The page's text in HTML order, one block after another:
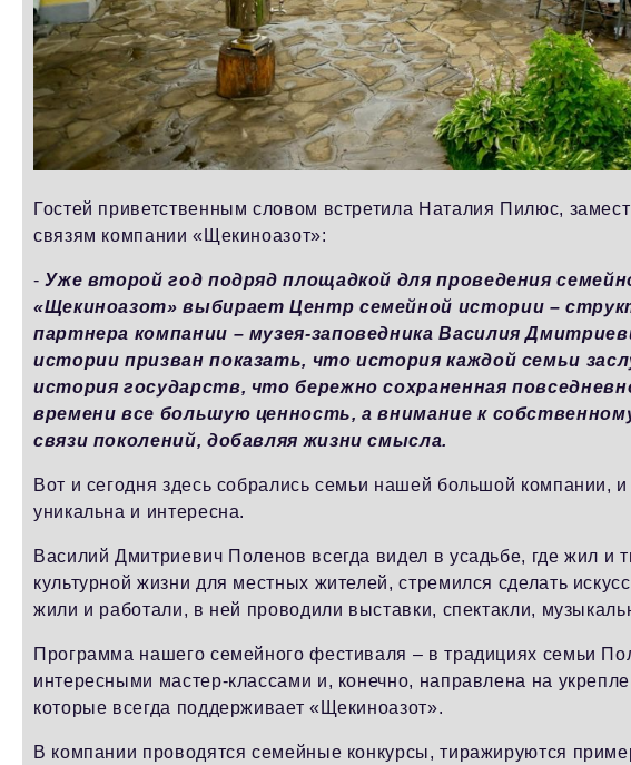
Гостей приветственным словом встретила Наталия Пилюс,
связям компании «Щекиноазот»:
-Уже второй год подряд площадкой для проведения
«Щекиноазот» выбирает Центр семейной истории –
партнера компании – музея-заповедника Василия
истории призван показать, что история каждой семьи
история государств, что бережно сохраненная
времени все большую ценность, а внимание к
связи поколений, добавляя жизни смысла.
Вот и сегодня здесь собрались семьи нашей большой компании,
уникальна и интересна.
Василий Дмитриевич Поленов всегда видел в усадьбе, где жил и
культурной жизни для местных жителей, стремился сделать
жили и работали, в ней проводили выставки, спектакли,
Программа нашего семейного фестиваля – в традициях семьи
интересными мастер-классами и, конечно, направлена на
которые всегда поддерживает «Щекиноазот».
В компании проводятся семейные конкурсы, тиражируются